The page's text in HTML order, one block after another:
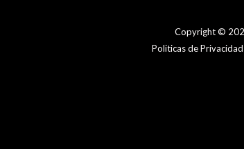
Copyright ©
Politicas de